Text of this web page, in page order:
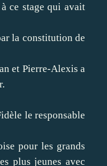
ce stage qui avait
la constitution de
et Pierre-Alexis a
le responsable
pour les grands
plus jeunes avec